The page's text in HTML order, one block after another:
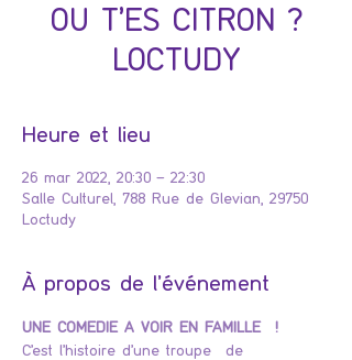
OU T'ES CITRON ?
LOCTUDY
Heure et lieu
26 mar 2022, 20:30 – 22:30
Salle Culturel, 788 Rue de Glevian, 29750
Loctudy
À propos de l'événement
UNE COMEDIE A VOIR EN FAMILLE  !
C’est l’histoire d’une troupe  de